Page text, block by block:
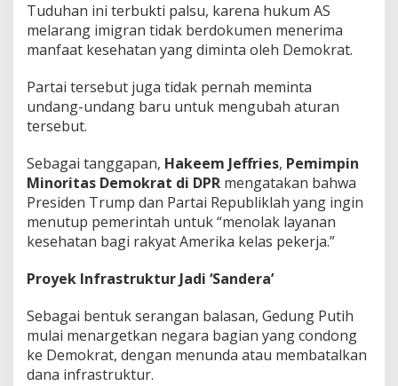
Tuduhan ini terbukti palsu, karena hukum AS
melarang imigran tidak berdokumen menerima
manfaat kesehatan yang diminta oleh Demokrat.
Partai tersebut juga tidak pernah meminta
undang-undang baru untuk mengubah aturan
tersebut.
Sebagai tanggapan, Hakeem Jeffries, Pemimpin
Minoritas Demokrat di DPR mengatakan bahwa
Presiden Trump dan Partai Republiklah yang ingin
menutup pemerintah untuk “menolak layanan
kesehatan bagi rakyat Amerika kelas pekerja.”
Proyek Infrastruktur Jadi ‘Sandera’
Sebagai bentuk serangan balasan, Gedung Putih
mulai menargetkan negara bagian yang condong
ke Demokrat, dengan menunda atau membatalkan
dana infrastruktur.